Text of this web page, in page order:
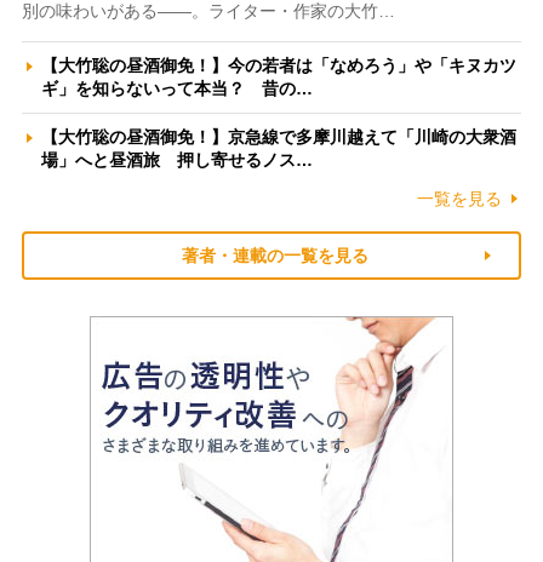
別の味わいがある――。ライター・作家の大竹…
【大竹聡の昼酒御免！】今の若者は「なめろう」や「キヌカツ
ギ」を知らないって本当？ 昔の…
【大竹聡の昼酒御免！】京急線で多摩川越えて「川崎の大衆酒
場」へと昼酒旅 押し寄せるノス…
一覧を見る
著者・連載の一覧を見る